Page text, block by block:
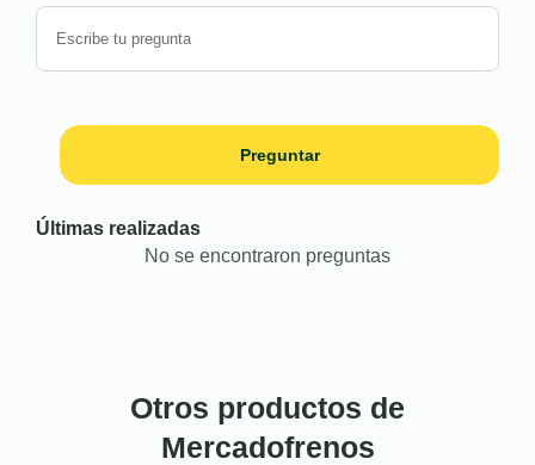
Preguntar
Últimas realizadas
No se encontraron preguntas
Otros productos de
Mercadofrenos